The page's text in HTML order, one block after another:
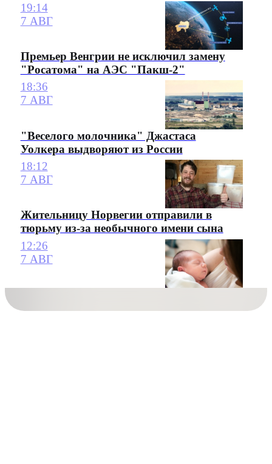
19:14
7 АВГ
Премьер Венгрии не исключил замену
"Росатома" на АЭС "Пакш-2"
18:36
7 АВГ
"Веселого молочника" Джастаса
Уолкера выдворяют из России
18:12
7 АВГ
Жительницу Норвегии отправили в
тюрьму из-за необычного имени сына
12:26
7 АВГ